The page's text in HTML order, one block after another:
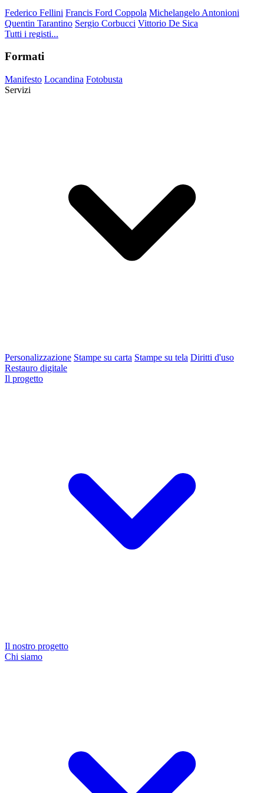
Federico Fellini Francis Ford Coppola Michelangelo Antonioni
Quentin Tarantino Sergio Corbucci Vittorio De Sica
Tutti i registi...
Formati
Manifesto Locandina Fotobusta
Servizi
Personalizzazione Stampe su carta Stampe su tela Diritti d'uso
Restauro digitale
Il progetto
Il nostro progetto
Chi siamo